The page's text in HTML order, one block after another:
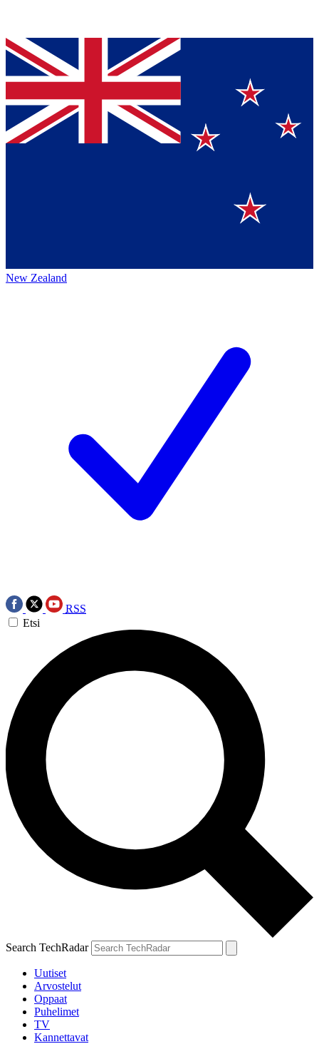
New Zealand
RSS
Etsi
Search TechRadar
Uutiset
Arvostelut
Oppaat
Puhelimet
TV
Kannettavat